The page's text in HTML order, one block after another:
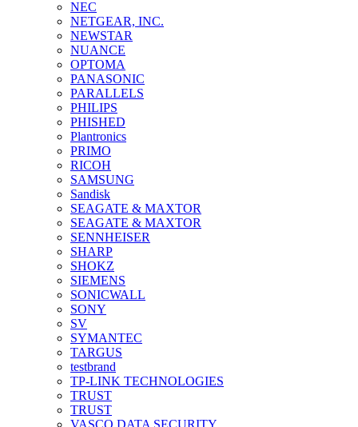
NEC
NETGEAR, INC.
NEWSTAR
NUANCE
OPTOMA
PANASONIC
PARALLELS
PHILIPS
PHISHED
Plantronics
PRIMO
RICOH
SAMSUNG
Sandisk
SEAGATE & MAXTOR
SEAGATE & MAXTOR
SENNHEISER
SHARP
SHOKZ
SIEMENS
SONICWALL
SONY
SV
SYMANTEC
TARGUS
testbrand
TP-LINK TECHNOLOGIES
TRUST
TRUST
VASCO DATA SECURITY